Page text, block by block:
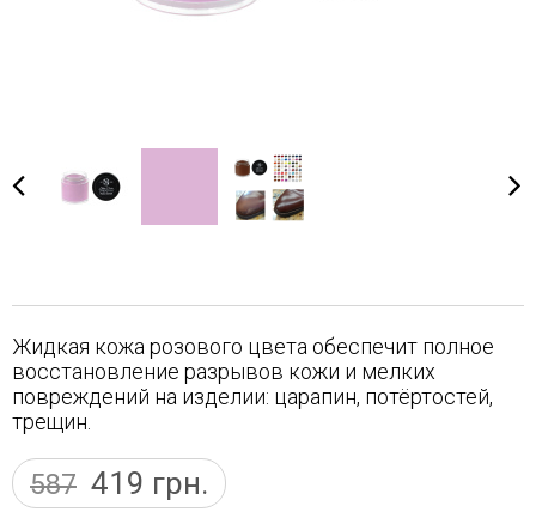
Жидкая кожа розового цвета обеспечит полное
восстановление разрывов кожи и мелких
повреждений на изделии: царапин, потёртостей,
трещин.
587 419 грн.